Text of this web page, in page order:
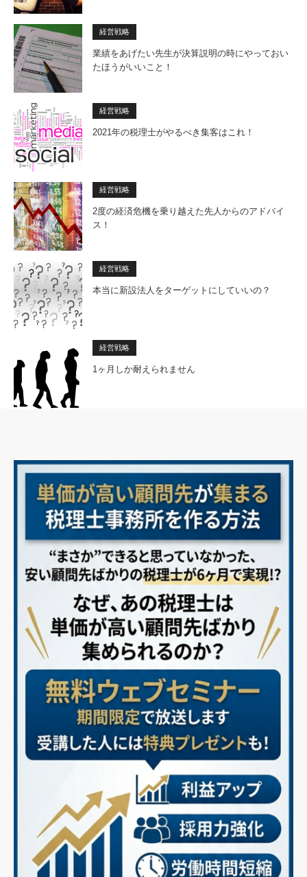
経営戦略
業績をあげたい先生が決算説明の時にやっておい
たほうがいいこと！
経営戦略
2021年の税理士がやるべき集客はこれ！
経営戦略
2度の経済危機を乗り越えた先人からのアドバイ
ス！
経営戦略
本当に新設法人をターゲットにしていいの？
経営戦略
1ヶ月しか耐えられません